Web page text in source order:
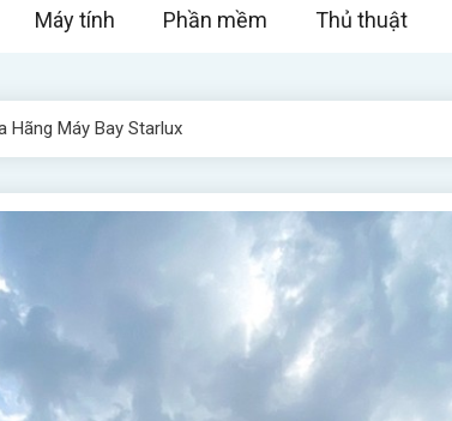
Máy tính Phần mềm Thủ thuật
Hãng Máy Bay Starlux